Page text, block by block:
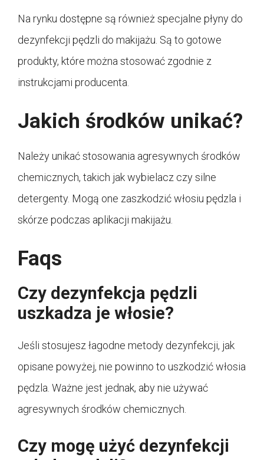
Na rynku dostępne są również specjalne płyny do
dezynfekcji pędzli do makijażu. Są to gotowe
produkty, które można stosować zgodnie z
instrukcjami producenta.
Jakich środków unikać?
Należy unikać stosowania agresywnych środków
chemicznych, takich jak wybielacz czy silne
detergenty. Mogą one zaszkodzić włosiu pędzla i
skórze podczas aplikacji makijażu.
Faqs
Czy dezynfekcja pędzli
uszkadza je włosie?
Jeśli stosujesz łagodne metody dezynfekcji, jak
opisane powyżej, nie powinno to uszkodzić włosia
pędzla. Ważne jest jednak, aby nie używać
agresywnych środków chemicznych.
Czy mogę użyć dezynfekcji